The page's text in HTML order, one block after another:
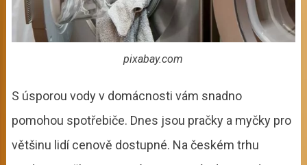
pixabay.com
S úsporou vody v domácnosti vám snadno
pomohou spotřebiče. Dnes jsou pračky a myčky pro
většinu lidí cenově dostupné. Na českém trhu